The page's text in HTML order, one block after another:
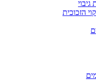
הזכוכית